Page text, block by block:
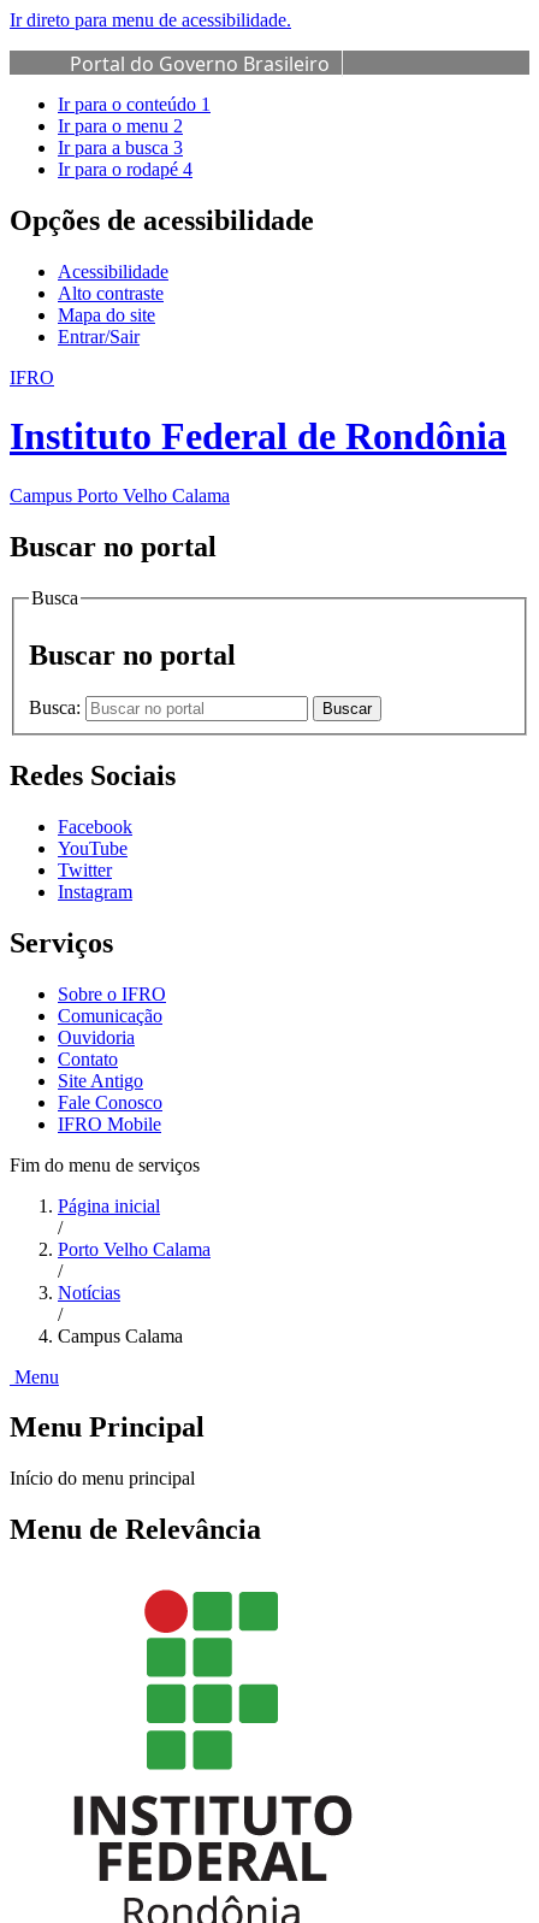
Ir direto para menu de acessibilidade.
Portal do Governo Brasileiro
Ir para o conteúdo 1
Ir para o menu 2
Ir para a busca 3
Ir para o rodapé 4
Opções de acessibilidade
Acessibilidade
Alto contraste
Mapa do site
Entrar/Sair
IFRO
Instituto Federal de Rondônia
Campus Porto Velho Calama
Buscar no portal
Busca
Buscar no portal
Busca: Buscar
Redes Sociais
Facebook
YouTube
Twitter
Instagram
Serviços
Sobre o IFRO
Comunicação
Ouvidoria
Contato
Site Antigo
Fale Conosco
IFRO Mobile
Fim do menu de serviços
Página inicial
/
Porto Velho Calama
/
Notícias
/
Campus Calama
Menu
Menu Principal
Início do menu principal
Menu de Relevância